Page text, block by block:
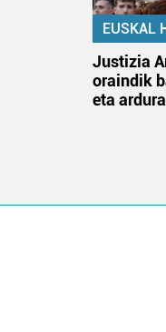
EUSKAL
Justizia
oraindik
eta